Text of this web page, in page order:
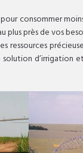
consommer
plus près de vos
ressources
solution d’irrigation